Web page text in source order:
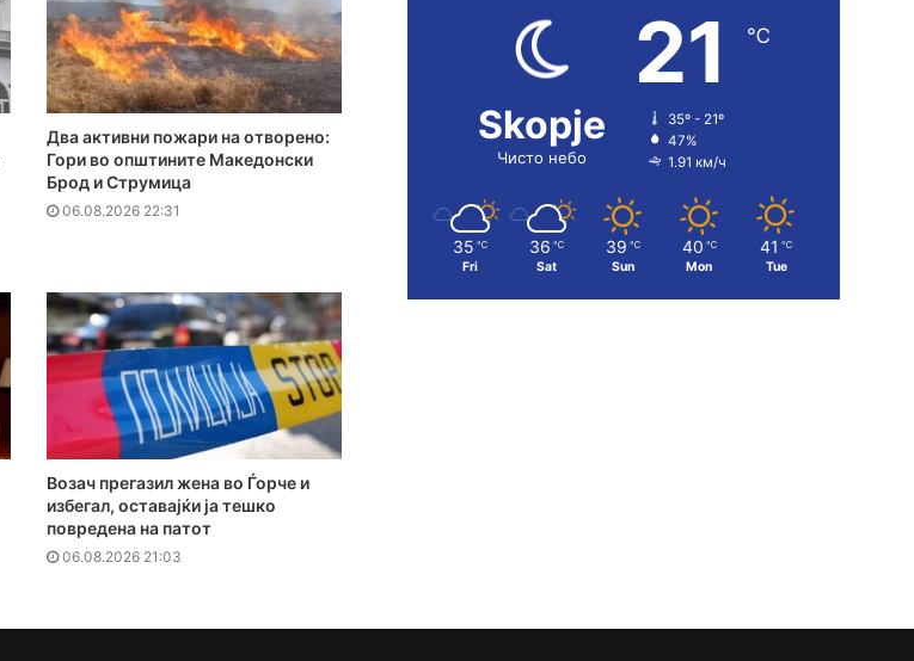
Два активни пожари на отворено:
Гори во општините Македонски
Брод и Струмица
06.08.2026 22:31
Возач прегазил жена во Ѓорче и
избегал, оставајќи ја тешко
повредена на патот
06.08.2026 21:03
Skopje
Чисто небо
21 ℃
35º - 21º
47%
1.91 км/ч
35 ℃
Fri
36 ℃
Sat
39 ℃
Sun
40 ℃
Mon
41 ℃
Tue